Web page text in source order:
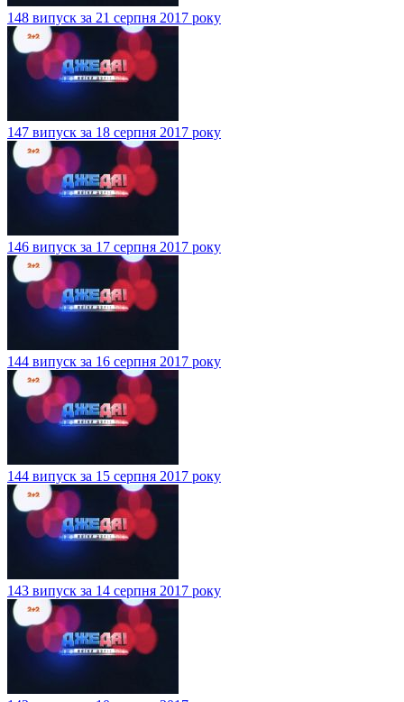
148 випуск за 21 серпня 2017 року
147 випуск за 18 серпня 2017 року
146 випуск за 17 серпня 2017 року
144 випуск за 16 серпня 2017 року
144 випуск за 15 серпня 2017 року
143 випуск за 14 серпня 2017 року